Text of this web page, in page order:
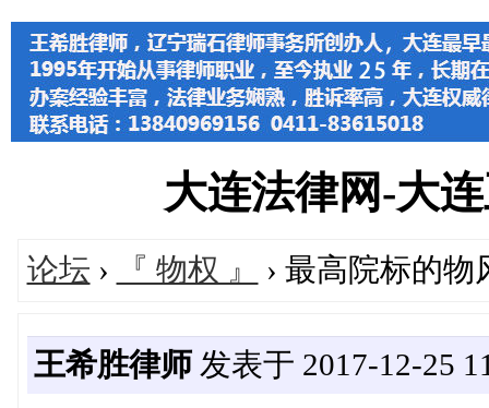
大连法律网-大
论坛 › 『 物权 』 › 最高院标的
王希胜律师发表于 2017-12-25